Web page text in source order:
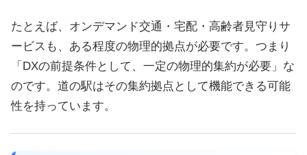
たとえば、オンデマンド交通・宅配・高齢者見守りサ
ービスも、ある程度の物理的拠点が必要です。つまり
「DXの前提条件として、一定の物理的集約が必要」な
のです。道の駅はその集約拠点として機能できる可能
性を持っています。